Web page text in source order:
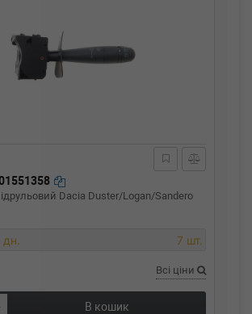
Dacia Duster/Logan/Sandero
дн. 7 шт.
Всі ціни
В кошик